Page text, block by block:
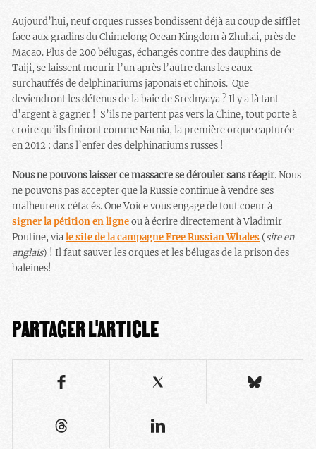
Aujourd’hui, neuf orques russes bondissent déjà au coup de sifflet
face aux gradins du Chimelong Ocean Kingdom àZhuhai, près de
Macao. Plus de 200 bélugas, échangés contre des dauphins de
Taiji, se laissent mourir l’un après l’autre dans les eaux
surchauffés de delphinariums japonais et chinois. Que
deviendront les détenus de la baie de Srednyaya ? Il y a là tant
d’argent à gagner ! S’ils ne partent pas vers la Chine, tout porte à
croire qu’ils finiront comme Narnia, la première orque capturée
en 2012 : dans l’enfer des delphinariums russes !
Nous ne pouvons laisser ce massacre se dérouler sans réagir. Nous
ne pouvons pas accepter que la Russie continue à vendre ses
malheureux cétacés. One Voice vous engage de tout coeur à
signer la pétition en ligneou à écrire directement à Vladimir
Poutine, viale site de la campagne Free Russian Whales (site en
anglais) ! Il faut sauver les orques et les bélugas de la prison des
baleines!
PARTAGER L'ARTICLE